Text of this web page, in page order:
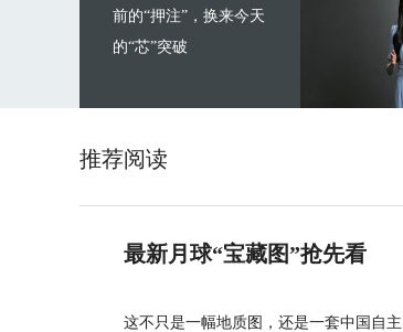
前的“押注”，换来今天
的“芯”突破
推荐阅读
最新月球“宝藏图”抢先看
这不只是一幅地质图，还是一套中国自主